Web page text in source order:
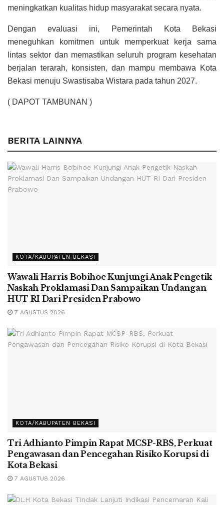
meningkatkan kualitas hidup masyarakat secara nyata.
Dengan evaluasi ini, Pemerintah Kota Bekasi
meneguhkan komitmen untuk memperkuat kerja sama
lintas sektor dan memastikan seluruh program kesehatan
berjalan terarah, konsisten, dan mampu membawa Kota
Bekasi menuju Swastisaba Wistara pada tahun 2027.
( DAPOT TAMBUNAN )
BERITA LAINNYA
KOTA/KABUPATEN BEKASI
Wawali Harris Bobihoe Kunjungi Anak Pengetik
Naskah Proklamasi Dan Sampaikan Undangan
HUT RI Dari Presiden Prabowo
7 AGUSTUS 2026
KOTA/KABUPATEN BEKASI
Tri Adhianto Pimpin Rapat MCSP-RBS, Perkuat
Pengawasan dan Pencegahan Risiko Korupsi di
Kota Bekasi
7 AGUSTUS 2026